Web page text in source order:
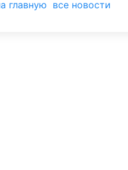
главную все новости